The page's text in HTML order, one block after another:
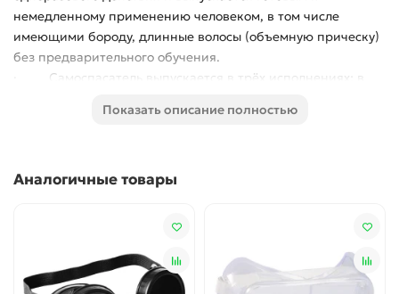
немедленному применению человеком, в том числе
имеющими бороду, длинные волосы (объемную прическу)
без предварительного обучения.
· Самоспасатель выпускается в трёх исполнениях: в
— в режиме тяжелой нагрузки (бег) не менее 15 минут.
Показать описание полностью
Аналогичные товары